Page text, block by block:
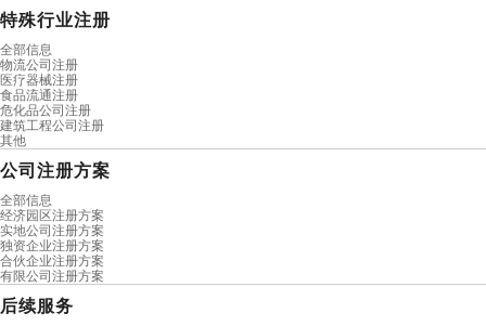
特殊行业注册
全部信息
物流公司注册
医疗器械注册
食品流通注册
危化品公司注册
建筑工程公司注册
其他
公司注册方案
全部信息
经济园区注册方案
实地公司注册方案
独资企业注册方案
合伙企业注册方案
有限公司注册方案
后续服务